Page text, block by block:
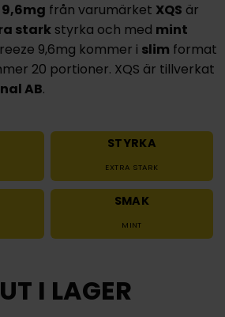
9,6mg från varumärket XQS är
stark styrka och med mint
9,6mg kommer i slim format
20 portioner. XQS är tillverkat
AB.
STYRKA
EXTRA STARK
SMAK
MINT
I LAGER